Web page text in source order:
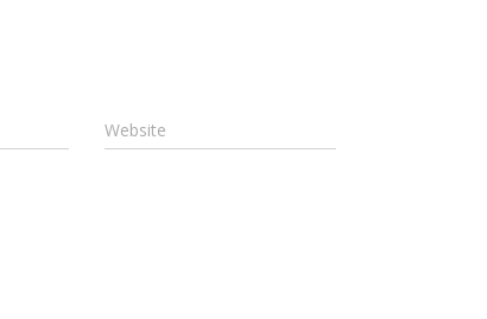
Website